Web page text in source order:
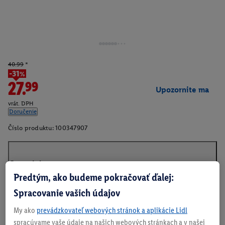
40.99 *
-31%
27.99
vrát. DPH
Doručenie
Upozornite ma
Číslo produktu: 100347907
O produkte
Predtým, ako budeme pokračovať ďalej:
Spracovanie vašich údajov
My ako prevádzkovateľ webových stránok a aplikácie Lidl
spracúvame vaše údaje na našich webových stránkach a v našej